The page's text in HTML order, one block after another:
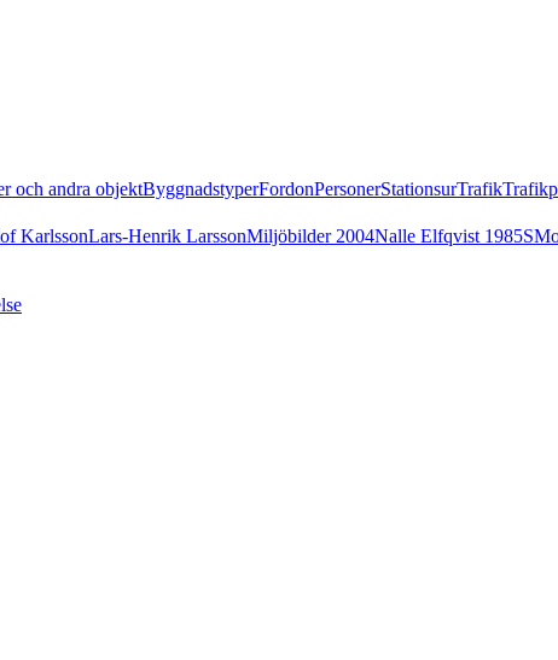
och andra objektByggnadstyperFordonPersonerStationsurTrafik
KarlssonLars-Henrik LarssonMiljöbilder 2004Nalle Elfqvist 1985